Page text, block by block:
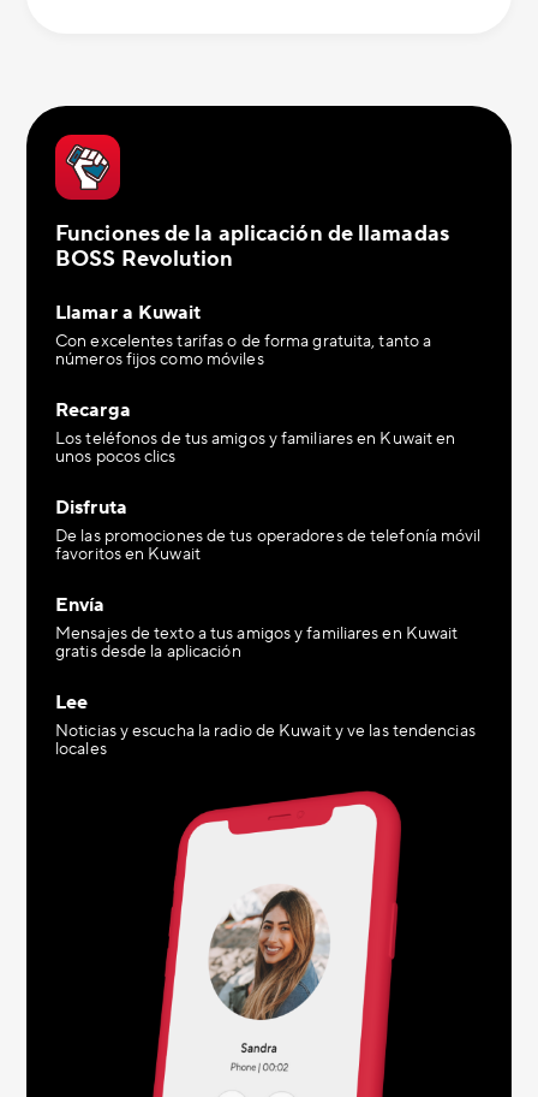
Funciones de la aplicación de llamadas
BOSS Revolution
Llamar a Kuwait
Con excelentes tarifas o de forma gratuita, tanto a
números fijos como móviles
Recarga
Los teléfonos de tus amigos y familiares en Kuwait en
unos pocos clics
Disfruta
De las promociones de tus operadores de telefonía móvil
favoritos en Kuwait
Envía
Mensajes de texto a tus amigos y familiares en Kuwait
gratis desde la aplicación
Lee
Noticias y escucha la radio de Kuwait y ve las tendencias
locales